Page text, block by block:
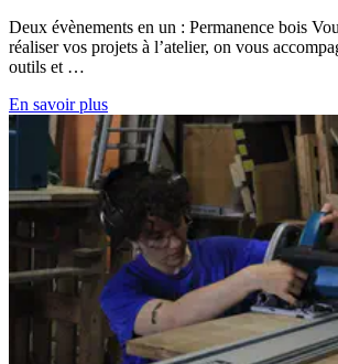
Deux évènements en un : Permanence bois
réaliser vos projets à l’atelier, on vous
outils et …
En savoir plus